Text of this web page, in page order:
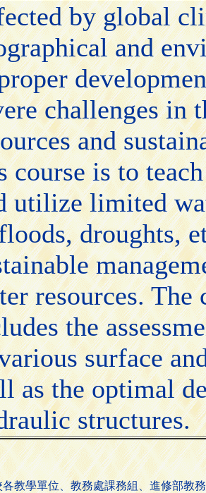
by global
and
challenges in
and
course is to
utilize limited
droughts,
resources. The
the
surface
as the optimal
structures.
教學單位、教務處課務組、進修部教